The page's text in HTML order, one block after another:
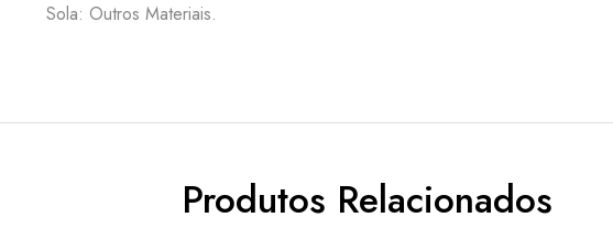
Sola: Outros Materiais.
Produtos Relacionados